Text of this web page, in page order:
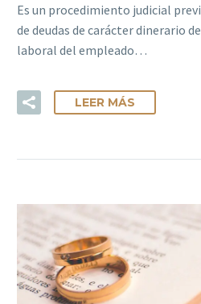
Es un procedimiento judicial
de deudas de carácter dinerario
laboral del empleado…
LEER MÁS